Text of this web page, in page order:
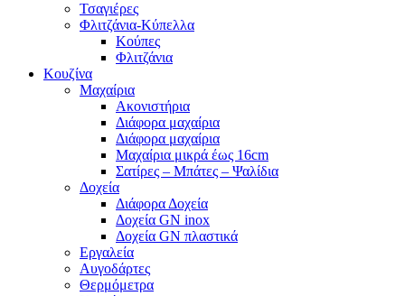
Τσαγιέρες
Φλιτζάνια-Κύπελλα
Κούπες
Φλιτζάνια
Κουζίνα
Mαχαίρια
Ακονιστήρια
Διάφορα μαχαίρια
Διάφορα μαχαίρια
Μαχαίρια μικρά έως 16cm
Σατίρες – Μπάτες – Ψαλίδια
Δοχεία
Διάφορα Δοχεία
Δοχεία GN inox
Δοχεία GN πλαστικά
Εργαλεία
Αυγοδάρτες
Θερμόμετρα